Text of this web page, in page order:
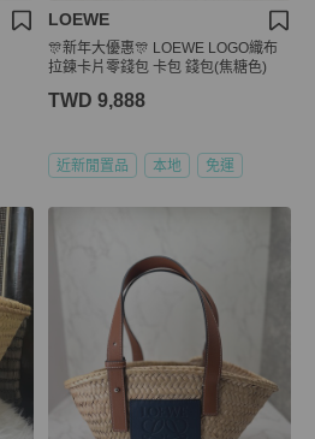
LOEWE
🎊新年大優惠🎊 LOEWE LOGO織布
拉鍊卡片零錢包 卡包 錢包(焦糖色)
TWD 9,888
近新閒置品 本地 免運